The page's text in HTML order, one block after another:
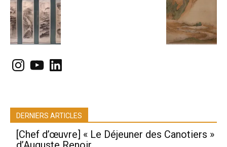
Instagram
YouTubeLinkedIn
DERNIERS ARTICLES
[Chef d’œuvre] « Le Déjeuner des Canotiers »